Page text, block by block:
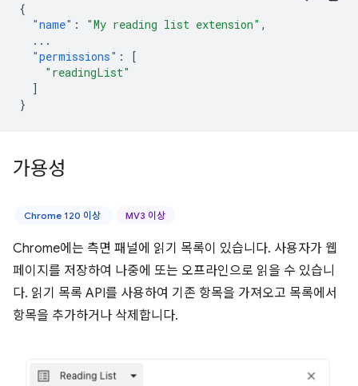
{
"name" : "My reading list extension" ,
...
"permissions" :
[
"readingList"
]
}
가용성
Chrome 120 이상 MV3 이상
Chrome에는 측면 패널에 읽기 목록이 있습니다. 사용자가 웹
페이지를 저장하여 나중에 또는 오프라인으로 읽을 수 있습니
다. 읽기 목록 API를 사용하여 기존 항목을 가져오고 목록에서
항목을 추가하거나 삭제합니다.